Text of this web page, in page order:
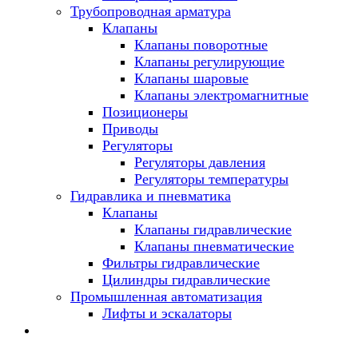
Трубопроводная арматура
Клапаны
Клапаны поворотные
Клапаны регулирующие
Клапаны шаровые
Клапаны электромагнитные
Позиционеры
Приводы
Регуляторы
Регуляторы давления
Регуляторы температуры
Гидравлика и пневматика
Клапаны
Клапаны гидравлические
Клапаны пневматические
Фильтры гидравлические
Цилиндры гидравлические
Промышленная автоматизация
Лифты и эскалаторы